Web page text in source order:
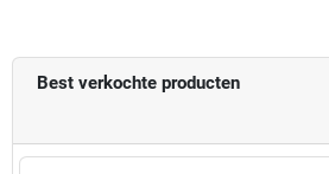
Best verkochte producten